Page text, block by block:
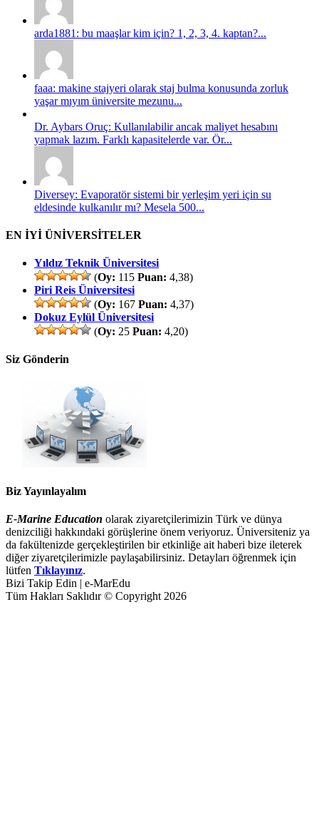
arda1881: bu maaşlar kim için? 1, 2, 3, 4. kaptan?...
faaa: makine stajyeri olarak staj bulma konusunda zorluk
yaşar mıyım üniversite mezunu...
Dr. Aybars Oruç: Kullanılabilir ancak maliyet hesabını
yapmak lazım. Farklı kapasitelerde var. Ör...
Diversey: Evaporatör sistemi bir yerleşim yeri için su
eldesinde kulkanılır mı? Mesela 500...
EN İYİ ÜNİVERSİTELER
Yıldız Teknik Üniversitesi
(Oy: 115 Puan: 4,38)
Piri Reis Üniversitesi
(Oy: 167 Puan: 4,37)
Dokuz Eylül Üniversitesi
(Oy: 25 Puan: 4,20)
Siz Gönderin
Biz Yayınlayalım
E-Marine Education olarak ziyaretçilerimizin Türk ve dünya
denizciliği hakkındaki görüşlerine önem veriyoruz. Üniversiteniz ya
da fakültenizde gerçekleştirilen bir etkinliğe ait haberi bize ileterek
diğer ziyaretçilerimizle paylaşabilirsiniz. Detayları öğrenmek için
lütfen Tıklayınız.
Bizi Takip Edin | e-MarEdu
Tüm Hakları Saklıdır © Copyright 2026